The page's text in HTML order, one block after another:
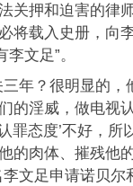
关押和迫害的律
将载入史册，向
文足”。
年？很明显的，
的淫威，做电视
罪态度’不好，所
的肉体、摧残他
文足申请诺贝尔